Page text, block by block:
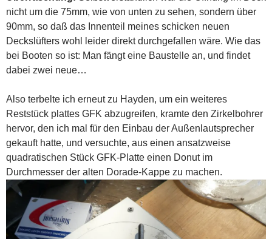
nicht um die 75mm, wie von unten zu sehen, sondern über
90mm, so daß das Innenteil meines schicken neuen
Deckslüfters wohl leider direkt durchgefallen wäre. Wie das
bei Booten so ist: Man fängt eine Baustelle an, und findet
dabei zwei neue…
Also terbelte ich erneut zu Hayden, um ein weiteres
Reststück plattes GFK abzugreifen, kramte den Zirkelbohrer
hervor, den ich mal für den Einbau der Außenlautsprecher
gekauft hatte, und versuchte, aus einen ansatzweise
quadratischen Stück GFK-Platte einen Donut im
Durchmesser der alten Dorade-Kappe zu machen.